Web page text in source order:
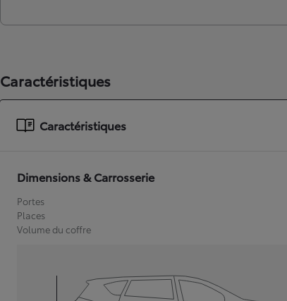
Caractéristiques
Caractéristiques
Dimensions & Carrosserie
Portes
Places
Volume du coffre